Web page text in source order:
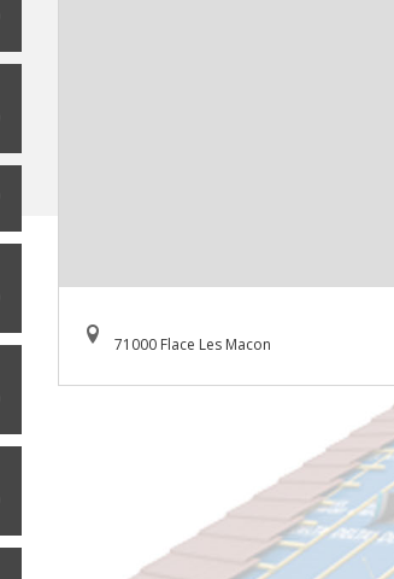
71000 Flace Les Macon